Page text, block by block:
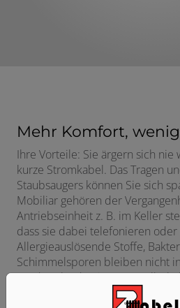
Mehr Komfort,
Ihre Vorteile: Sie ärgern sich nie
kurze Stromkabel. Das Tragen
Staubsaugers können Sie sich
Mobiliar gehören der
Antriebseinheit z. B. im Keller
dass sie dabei telefonieren
Allergieauslösende Stoffe,
Schimmelsporen bleiben nicht
sondern landen im
sichtbare Partikel werden mit